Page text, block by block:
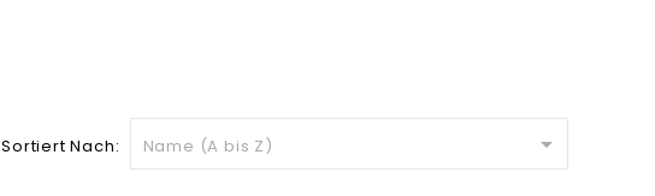
Sortiert Nach: Name (A bis Z) 